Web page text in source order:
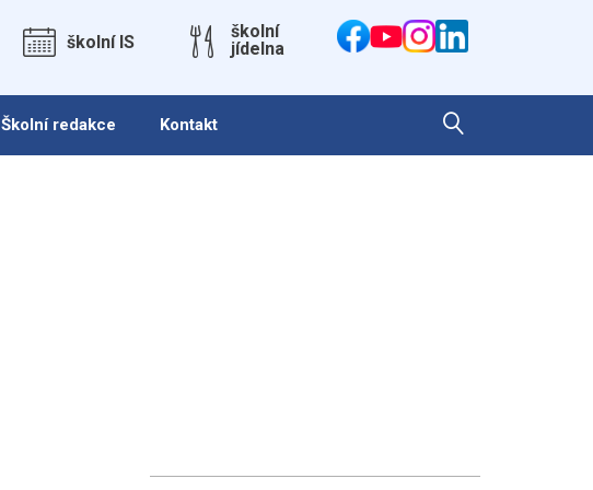
školní IS
školní
jídelna
Školní redakce Kontakt